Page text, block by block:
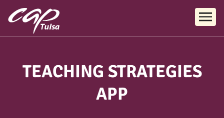
Skip to main content
TEACHING STRATEGIES
APP